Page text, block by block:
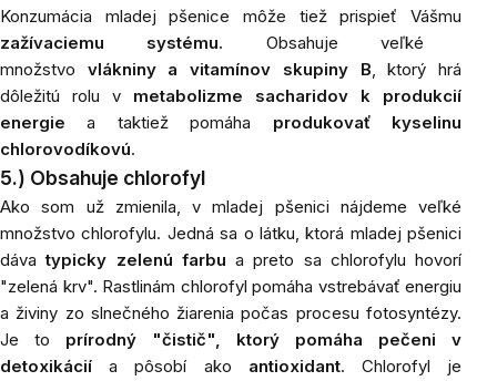
Konzumácia mladej pšenice môže tiež prispieť Vášmu
zažívaciemu systému. Obsahuje veľké
množstvo vlákniny a vitamínov skupiny B, ktorý hrá
dôležitú rolu v metabolizme sacharidov k produkcií
energie a taktiež pomáha produkovať kyselinu
chlorovodíkovú.
5.) Obsahuje chlorofyl
Ako som už zmienila, v mladej pšenici nájdeme veľké
množstvo chlorofylu. Jedná sa o látku, ktorá mladej pšenici
dávatypicky zelenú farbu a preto sa chlorofylu hovorí
"zelená krv". Rastlinám chlorofyl pomáha vstrebávať energiu
a živiny zo slnečného žiarenia počas procesu fotosyntézy.
Je to prírodný "čistič", ktorý pomáha pečeni v
detoxikácií a pôsobí ako antioxidant. Chlorofyl je